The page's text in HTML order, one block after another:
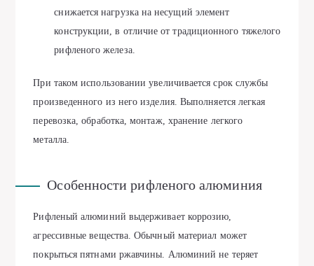
снижается нагрузка на несущий элемент
конструкции, в отличие от традиционного тяжелого
рифленого железа.
При таком использовании увеличивается срок службы
произведенного из него изделия. Выполняется легкая
перевозка, обработка, монтаж, хранение легкого
металла.
Особенности рифленого алюминия
Рифленый алюминий выдерживает коррозию,
агрессивные вещества. Обычный материал может
покрыться пятнами ржавчины. Алюминий не теряет